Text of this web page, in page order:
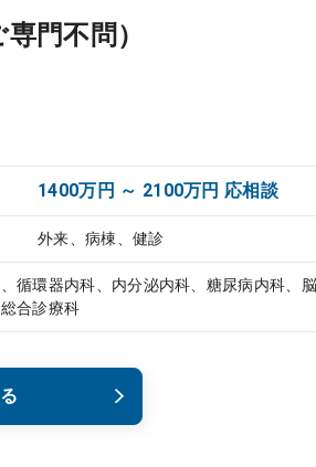
門不問）
1400万円 ～ 2100万円 応相談
外来、病棟、健診
循環器内科、内分泌内科、糖尿病内科、
合診療科